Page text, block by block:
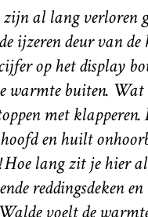
al lang verloren
ijzeren deur van
op het display
warmte buiten.
met
en huilt
Hoe lang zit je hier
reddingsdeken
voelt de